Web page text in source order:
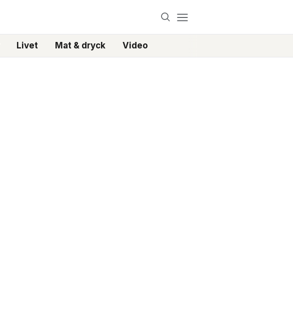
Livet Mat & dryck Video